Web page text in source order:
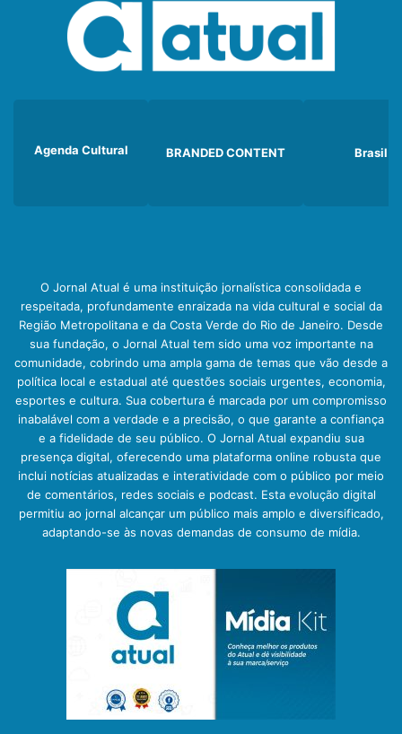
Agenda Cultural BRANDED CONTENT Brasil
O Jornal Atual é uma instituição jornalística consolidada e
respeitada, profundamente enraizada na vida cultural e social da
Região Metropolitana e da Costa Verde do Rio de Janeiro. Desde
sua fundação, o Jornal Atual tem sido uma voz importante na
comunidade, cobrindo uma ampla gama de temas que vão desde a
política local e estadual até questões sociais urgentes, economia,
esportes e cultura. Sua cobertura é marcada por um compromisso
inabalável com a verdade e a precisão, o que garante a confiança
e a fidelidade de seu público. O Jornal Atual expandiu sua
presença digital, oferecendo uma plataforma online robusta que
inclui notícias atualizadas e interatividade com o público por meio
de comentários, redes sociais e podcast. Esta evolução digital
permitiu ao jornal alcançar um público mais amplo e diversificado,
adaptando-se às novas demandas de consumo de mídia.